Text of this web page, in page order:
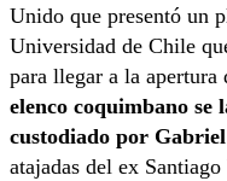
Unido que presentó un
Universidad de Chile
para llegar a la apertura
elenco coquimbano
custodiado por
atajadas del ex Santiago